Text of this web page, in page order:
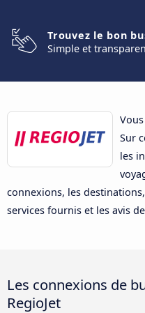
Trouvez le bon
Simple et
Sur
les
connexions, les
services fournis et les avis
Les connexions de
RegioJet